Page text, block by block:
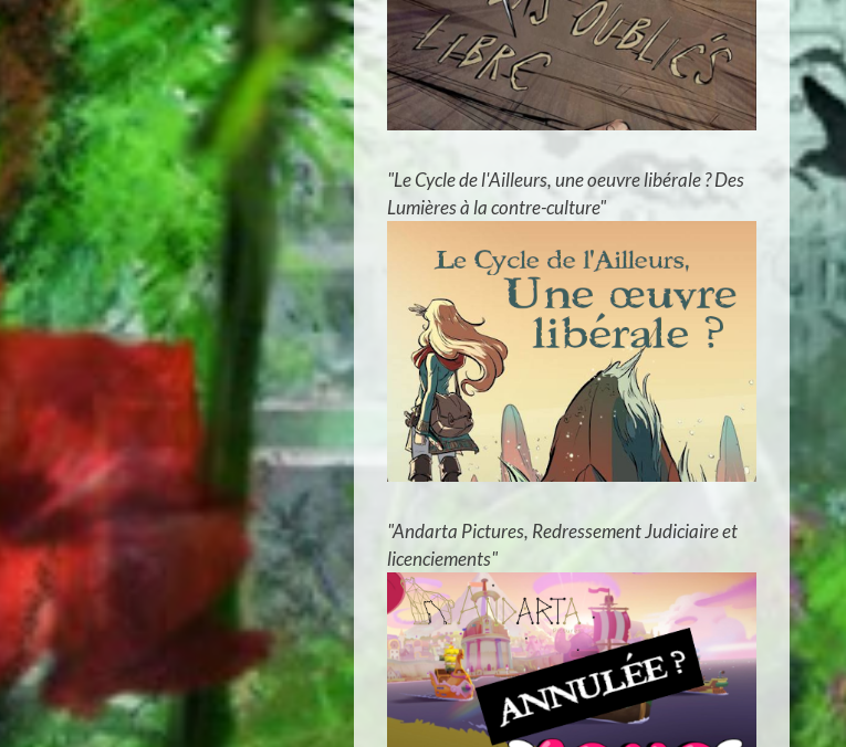
"Le Cycle de l'Ailleurs, une oeuvre libérale ? Des
Lumières à la contre-culture"
"Andarta Pictures, Redressement Judiciaire et
licenciements"